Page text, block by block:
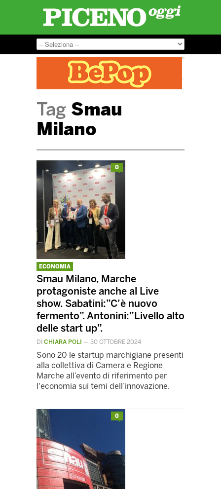
Tag Smau
Milano
0
ECONOMIA
Smau Milano, Marche
protagoniste anche al Live
show. Sabatini:”C’è nuovo
fermento”. Antonini:”Livello alto
delle start up”.
DI CHIARA POLI — 30 OTTOBRE 2024
Sono 20 le startup marchigiane presenti
alla collettiva di Camera e Regione
Marche all’evento di riferimento per
l'economia sui temi dell’innovazione.
0